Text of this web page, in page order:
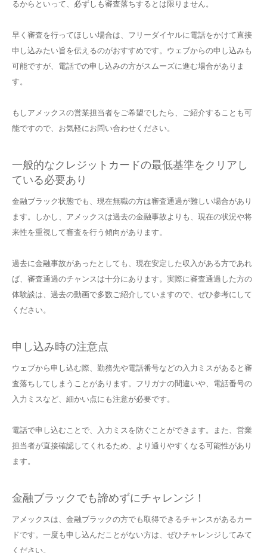
るからといって、必ずしも審査落ちするとは限りません。
早く審査を行ってほしい場合は、フリーダイヤルに電話をかけて直接
申し込みたい旨を伝えるのがおすすめです。ウェブからの申し込みも
可能ですが、電話での申し込みの方がスムーズに進む場合がありま
す。
もしアメックスの営業担当者をご希望でしたら、ご紹介することも可
能ですので、お気軽にお問い合わせください。
一般的なクレジットカードの最低基準をクリアし
ている必要あり
金融ブラック状態でも、現在無職の方は審査通過が難しい場合があり
ます。しかし、アメックスは過去の金融事故よりも、現在の状況や将
来性を重視して審査を行う傾向があります。
過去に金融事故があったとしても、現在安定した収入がある方であれ
ば、審査通過のチャンスは十分にあります。実際に審査通過した方の
体験談は、過去の動画で多数ご紹介していますので、ぜひ参考にして
ください。
申し込み時の注意点
ウェブから申し込む際、勤務先や電話番号などの入力ミスがあると審
査落ちしてしまうことがあります。フリガナの間違いや、電話番号の
入力ミスなど、細かい点にも注意が必要です。
電話で申し込むことで、入力ミスを防ぐことができます。また、営業
担当者が直接確認してくれるため、より通りやすくなる可能性があり
ます。
金融ブラックでも諦めずにチャレンジ！
アメックスは、金融ブラックの方でも取得できるチャンスがあるカー
ドです。一度も申し込んだことがない方は、ぜひチャレンジしてみて
ください。